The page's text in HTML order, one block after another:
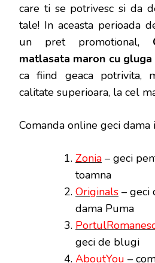
care ti se potrivesc si da
tale! In aceasta perioada
un pret promotional,
matlasata maron cu
ca fiind geaca potrivita,
calitate superioara, la cel
Comanda online geci dama
Zonia – geci
toamna
Originals – geci
dama Puma
geci de blugi
AboutYou –